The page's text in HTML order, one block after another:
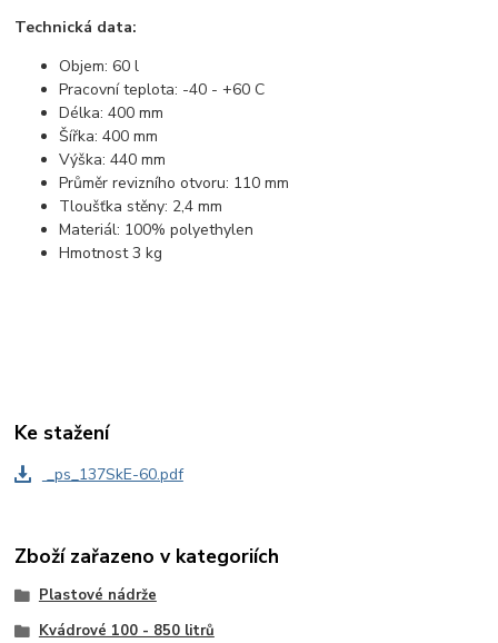
Technická data:
Objem: 60 l
Pracovní teplota: -40 - +60 C
Délka: 400 mm
Šířka: 400 mm
Výška: 440 mm
Průměr revizního otvoru: 110 mm
Tloušťka stěny: 2,4 mm
Materiál: 100% polyethylen
Hmotnost 3 kg
Ke stažení
_ps_137SkE-60.pdf
Zboží zařazeno v kategoriích
Plastové nádrže
Kvádrové 100 - 850 litrů